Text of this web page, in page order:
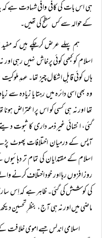
ہی اس بات کی کافی وافی شہادت ہے
کے حوالہ سے کس سطح کی تھیں۔
ہم پہلے عرض کرچکے ہیں کہ مفید
اسلام کو کبھی کوئی پرخاش نہیں رہی
ہاں کوئی قابلِ اشکال چیز تھا۔ عہدِ
وہ بھی اسی دائرہ میں رہتا یا زیادہ سے
تھا اور نہ ہی کسی کو اس پر اعتراض
گئی، انتہائی غیر ذمہ داری کا ثبوت
آپس کے درمیان اختلافات پھوٹ
اسلام کے مقتدایان کی تمام تر
روز افزوں رہا اور خود اختلاف کرنے
کی کوشش کی گئی۔ ظاہر ہے کہ اِس
ماضی میں اور نہ ہی آج، بنظرِ تحسین
اسلامی اندلس جسے اموی خلافت